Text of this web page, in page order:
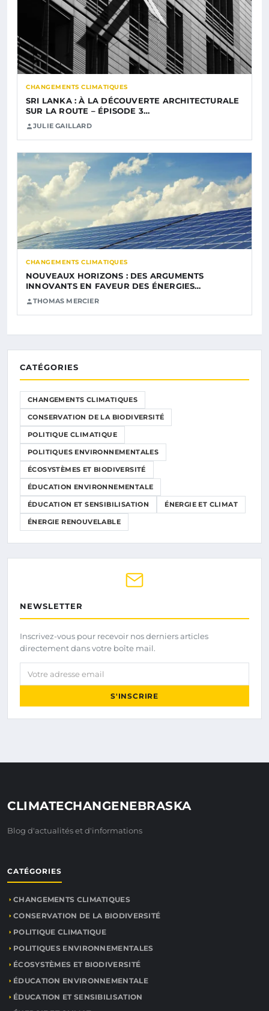
CHANGEMENTS CLIMATIQUES
SRI LANKA : À LA DÉCOUVERTE ARCHITECTURALE
SUR LA ROUTE – ÉPISODE 3…
JULIE GAILLARD
CHANGEMENTS CLIMATIQUES
NOUVEAUX HORIZONS : DES ARGUMENTS
INNOVANTS EN FAVEUR DES ÉNERGIES…
THOMAS MERCIER
CATÉGORIES
CHANGEMENTS CLIMATIQUES
CONSERVATION DE LA BIODIVERSITÉ
POLITIQUE CLIMATIQUE
POLITIQUES ENVIRONNEMENTALES
ÉCOSYSTÈMES ET BIODIVERSITÉ
ÉDUCATION ENVIRONNEMENTALE
ÉDUCATION ET SENSIBILISATION ÉNERGIE ET CLIMAT
ÉNERGIE RENOUVELABLE
NEWSLETTER
Inscrivez-vous pour recevoir nos derniers articles
directement dans votre boîte mail.
Votre adresse email
S'INSCRIRE
CLIMATECHANGENEBRASKA
Blog d'actualités et d'informations
CATÉGORIES
CHANGEMENTS CLIMATIQUES
CONSERVATION DE LA BIODIVERSITÉ
POLITIQUE CLIMATIQUE
POLITIQUES ENVIRONNEMENTALES
ÉCOSYSTÈMES ET BIODIVERSITÉ
ÉDUCATION ENVIRONNEMENTALE
ÉDUCATION ET SENSIBILISATION